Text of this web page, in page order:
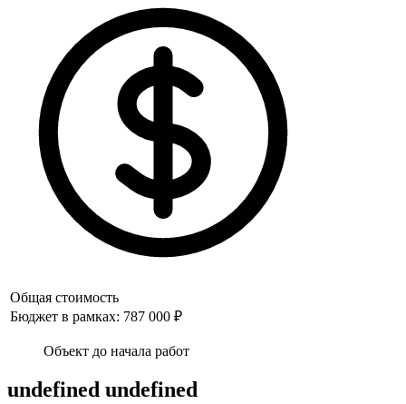
Общая стоимость
Бюджет в рамках: 787 000 ₽
Объект до начала работ
undefined undefined